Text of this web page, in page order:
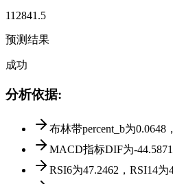
112841.5
预测结果
成功
分析依据:
布林带percent_b为
MACD指标DIF为-
RSI6为47.2462，RSI14